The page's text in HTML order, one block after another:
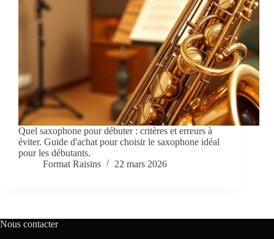
Quel saxophone pour débuter : critères et erreurs à
éviter. Guide d'achat pour choisir le saxophone idéal
pour les débutants.
Format Raisins
22 mars 2026
Nous contacter